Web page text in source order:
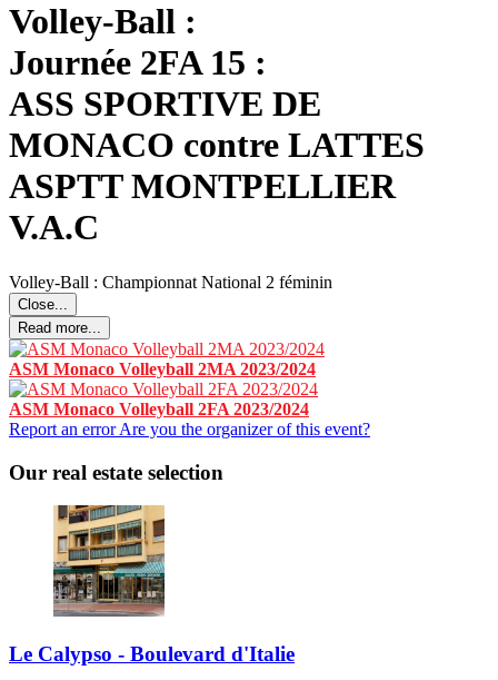
Volley-Ball :
Journée 2FA 15 :
ASS SPORTIVE DE
MONACO contre LATTES
ASPTT MONTPELLIER
V.A.C
Volley-Ball : Championnat National 2 féminin
Close...
Read more...
ASM Monaco Volleyball 2MA 2023/2024
ASM Monaco Volleyball 2FA 2023/2024
Report an errorAre you the organizer of this event?
Our real estate selection
Le Calypso - Boulevard d'Italie